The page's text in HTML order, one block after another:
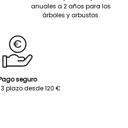
anuales a 2 años para los
árboles y arbustos.
seguro
plazo desde 120 €